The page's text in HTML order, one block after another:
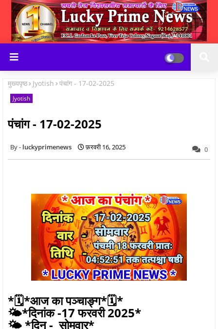
मुख्यपृष्ठ Jyotish पंचांग - 17-02-2025
Jyotish
पंचांग - 17-02-2025
luckyprimenews फ़रवरी 16, 2025 0
*🗓*आज का पञ्चाङ्ग*🗓*
🌤️*दिनांक -17 फरवरी 2025*
🌤️ *दिन - सोमवार*